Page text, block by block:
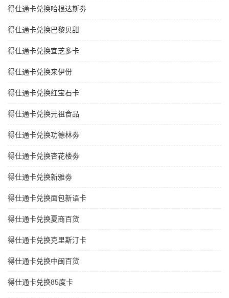
得仕通卡兑换哈根达斯劵
得仕通卡兑换巴黎贝甜
得仕通卡兑换宜芝多卡
得仕通卡兑换来伊份
得仕通卡兑换红宝石卡
得仕通卡兑换元祖食品
得仕通卡兑换功德林劵
得仕通卡兑换杏花楼劵
得仕通卡兑换新雅劵
得仕通卡兑换面包新语卡
得仕通卡兑换夏商百货
得仕通卡兑换克里斯汀卡
得仕通卡兑换中闽百货
得仕通卡兑换85度卡